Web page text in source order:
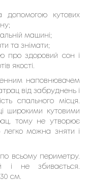
допомогою кутових
машині;
та знімати;
про здоровий сон і
якості.
наповнювачем
від забруднень і
спального місця.
широкими кутовими
тому не утворює
легко можна зняти і
всьому периметру.
і не збивається.
см.